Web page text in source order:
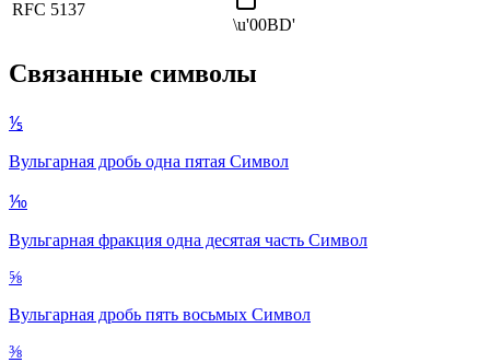
RFC 5137
\u'00BD'
Связанные символы
⅕
Вульгарная дробь одна пятая Символ
⅒
Вульгарная фракция одна десятая часть Символ
⅝
Вульгарная дробь пять восьмых Символ
⅜